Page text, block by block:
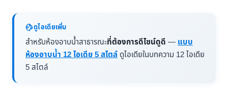
ดูไอเดียเพิ่ม
สำหรับห้องอาบน้ำสาธารณะที่ต้องการดีไซน์ดูดี — แบบ
ห้องอาบน้ำ 12 ไอเดีย 5 สไตล์ ดูไอเดียในบทความ 12 ไอเดีย
5 สไตล์